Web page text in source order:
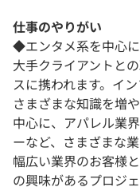
仕事のやりがい
◆エンタメ系を中心
大手クライアントと
スに携われます。イ
さまざまな知識を増
中心に、アパレル業
ーなど、さまざまな
幅広い業界のお客様
の興味があるプロジ